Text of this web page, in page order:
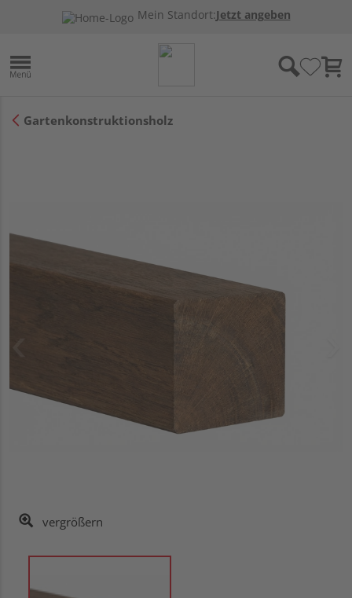
Mein Standort:Jetzt angeben
Gartenkonstruktionsholz
vergrößern